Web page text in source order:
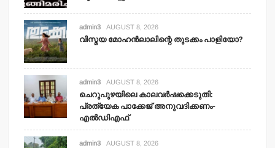
admin3 AUGUST 8, 2026
വിസ്മയ മോഹന്‍ലാലിന്റെ തുടക്കം പാളിയോ?
admin3 AUGUST 8, 2026
ചെറുപുഴയിലെ കാലവര്‍ഷക്കെടുതി:
പ്രത്യേക പാക്കേജ് അനുവദിക്കണം-
എല്‍ഡിഎഫ്
admin3 AUGUST 8, 2026